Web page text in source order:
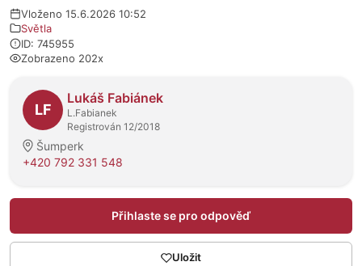
Vloženo 15.6.2026 10:52
Světla
ID: 745955
Zobrazeno 202x
O prodejci
LF
Lukáš Fabiánek
L.Fabianek
Registrován 12/2018
Šumperk
+420 792 331 548
Přihlaste se pro odpověď
Uložit